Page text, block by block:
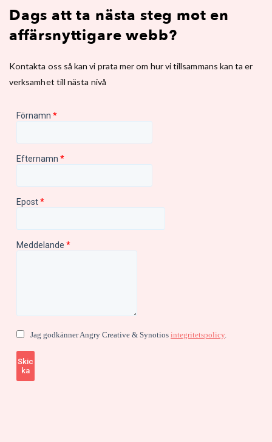
Dags att ta nästa steg mot en
affärsnyttigare webb?
Kontakta oss så kan vi prata mer om hur vi tillsammans kan ta er
verksamhet till nästa nivå